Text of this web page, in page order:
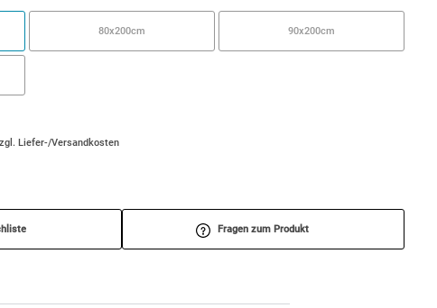
80x200cm 90x200cm
Liefer-/Versandkosten
Fragen zum Produkt